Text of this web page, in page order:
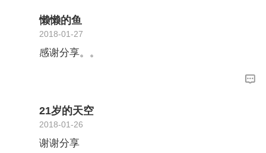
懒懒的鱼
2018-01-27
感谢分享。。
21岁的天空
2018-01-26
谢谢分享